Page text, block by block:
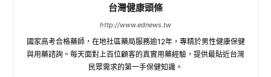
台灣健康頭條
http://www.ednews.tw
國家高考合格藥師，在地社區藥局服務逾12年，專精於男性健康保健
與用藥諮詢。每天面對上百位顧客的真實用藥經驗，提供最貼近台灣
民眾需求的第一手保健知識。